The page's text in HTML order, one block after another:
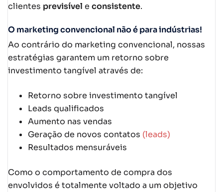
clientes previsível e consistente.
O marketing convencional não é para indústrias!
Ao contrário do marketing convencional, nossas
estratégias garantem um retorno sobre
investimento tangível através de:
Retorno sobre investimento tangível
Leads qualificados
Aumento nas vendas
Geração de novos contatos (leads)
Resultados mensuráveis
Como o comportamento de compra dos
envolvidos é totalmente voltado a um objetivo